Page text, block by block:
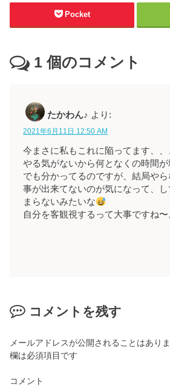
Pocket
1 個のコメント
たかわん♪ より:
2021年6月11日 12:50 AM
今まさに私もこれに陥ってます、、
やる気がないから何となくの時間
でも分かってるのですが、結局や
事が出来てないのが気になって、
まらないみたいな
自分を客観視するって大事ですね〜
コメントを残す
メールアドレスが公開されることはありま
欄は必須項目です
コメント